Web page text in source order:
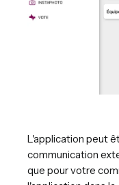
L'application peut
communication
que pour votre